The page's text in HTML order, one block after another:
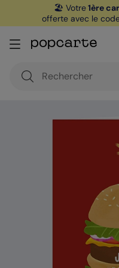
🏖️ Votre1ère
offerte avec le